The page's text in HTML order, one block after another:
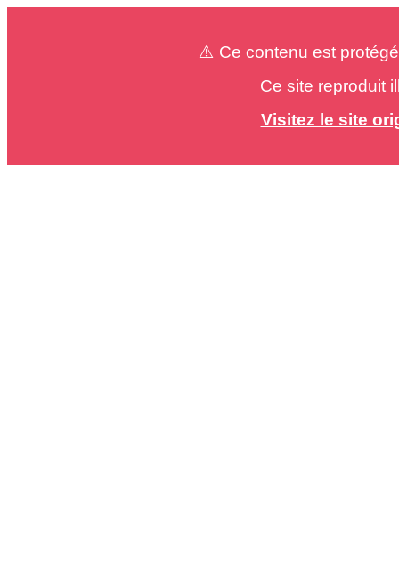
⚠️ Ce contenu est
Ce site reproduit
Visitez le site